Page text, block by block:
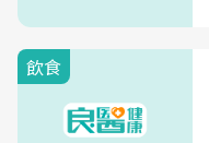
飲食